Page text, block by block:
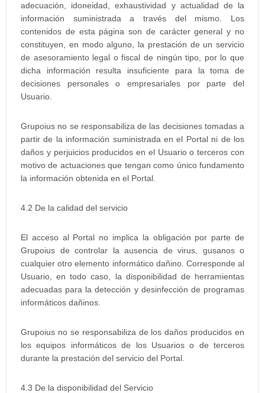
adecuación, idoneidad, exhaustividad y actualidad de la
información suministrada a través del mismo. Los
contenidos de esta página son de carácter general y no
constituyen, en modo alguno, la prestación de un servicio
de asesoramiento legal o fiscal de ningún tipo, por lo que
dicha información resulta insuficiente para la toma de
decisiones personales o empresariales por parte del
Usuario.
Grupoius no se responsabiliza de las decisiones tomadas a
partir de la información suministrada en el Portal ni de los
daños y perjuicios producidos en el Usuario o terceros con
motivo de actuaciones que tengan como único fundamento
la información obtenida en el Portal.
4.2 De la calidad del servicio
El acceso al Portal no implica la obligación por parte de
Grupoius de controlar la ausencia de virus, gusanos o
cualquier otro elemento informático dañino. Corresponde al
Usuario, en todo caso, la disponibilidad de herramientas
adecuadas para la detección y desinfección de programas
informáticos dañinos.
Grupoius no se responsabiliza de los daños producidos en
los equipos informáticos de los Usuarios o de terceros
durante la prestación del servicio del Portal.
4.3 De la disponibilidad del Servicio